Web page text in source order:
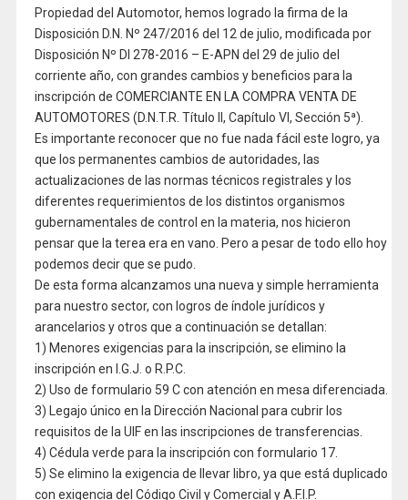
Propiedad del Automotor, hemos logrado la firma de la
Disposición D.N. Nº 247/2016 del 12 de julio, modificada por
Disposición Nº DI 278-2016 – E-APN del 29 de julio del
corriente año, con grandes cambios y beneficios para la
inscripción de COMERCIANTE EN LA COMPRA VENTA DE
AUTOMOTORES (D.N.T.R. Título II, Capítulo VI, Sección 5ª).
Es importante reconocer que no fue nada fácil este logro, ya
que los permanentes cambios de autoridades, las
actualizaciones de las normas técnicos registrales y los
diferentes requerimientos de los distintos organismos
gubernamentales de control en la materia, nos hicieron
pensar que la terea era en vano. Pero a pesar de todo ello hoy
podemos decir que se pudo.
De esta forma alcanzamos una nueva y simple herramienta
para nuestro sector, con logros de índole jurídicos y
arancelarios y otros que a continuación se detallan:
1) Menores exigencias para la inscripción, se elimino la
inscripción en I.G.J. o R.P.C.
2) Uso de formulario 59 C con atención en mesa diferenciada.
3) Legajo único en la Dirección Nacional para cubrir los
requisitos de la UIF en las inscripciones de transferencias.
4) Cédula verde para la inscripción con formulario 17.
5) Se elimino la exigencia de llevar libro, ya que está duplicado
con exigencia del Código Civil y Comercial y A.F.I.P.